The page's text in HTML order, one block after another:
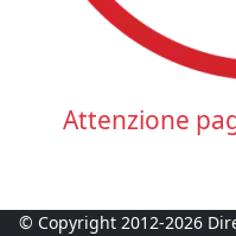
Attenzione
© Copyright 2012-2026